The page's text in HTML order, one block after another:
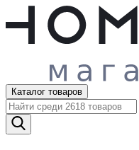
Каталог товаров